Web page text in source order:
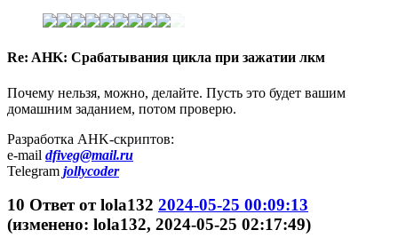
Re: AHK: Срабатывания цикла при зажатии лкм
Почему нельзя, можно, делайте. Пусть это будет вашим
домашним заданием, потом проверю.
Разработка AHK-скриптов:
e-mail dfiveg@mail.ru
Telegram jollycoder
10 Ответ отlola132 2024-05-25 00:09:13
(изменено: lola132, 2024-05-25 02:17:49)